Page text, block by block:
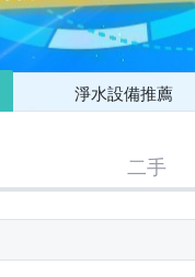
淨水設備推薦
二手